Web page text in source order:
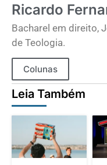
Ricardo
Bacharel em direito,
de Teologia.
Colunas
Leia Também